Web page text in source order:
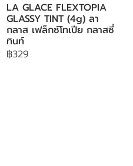
LA GLACE FLEXTOPIA
GLASSY TINT (4g) ลา
กลาส เฟล็กซ์โทเปีย กลาสซี่
ทินท์
฿329